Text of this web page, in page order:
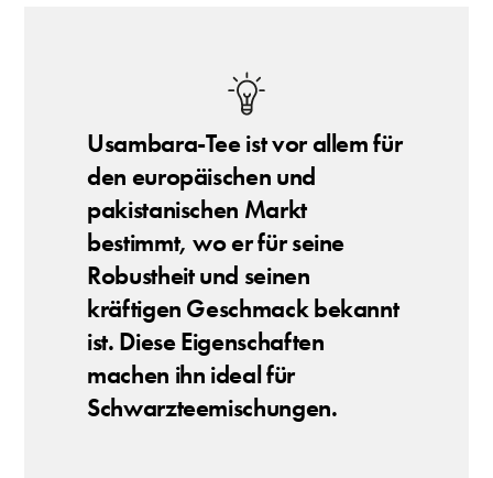
Usambara-Tee ist vor allem für
den europäischen und
pakistanischen Markt
bestimmt, wo er für seine
Robustheit und seinen
kräftigen Geschmack bekannt
ist. Diese Eigenschaften
machen ihn ideal für
Schwarzteemischungen.